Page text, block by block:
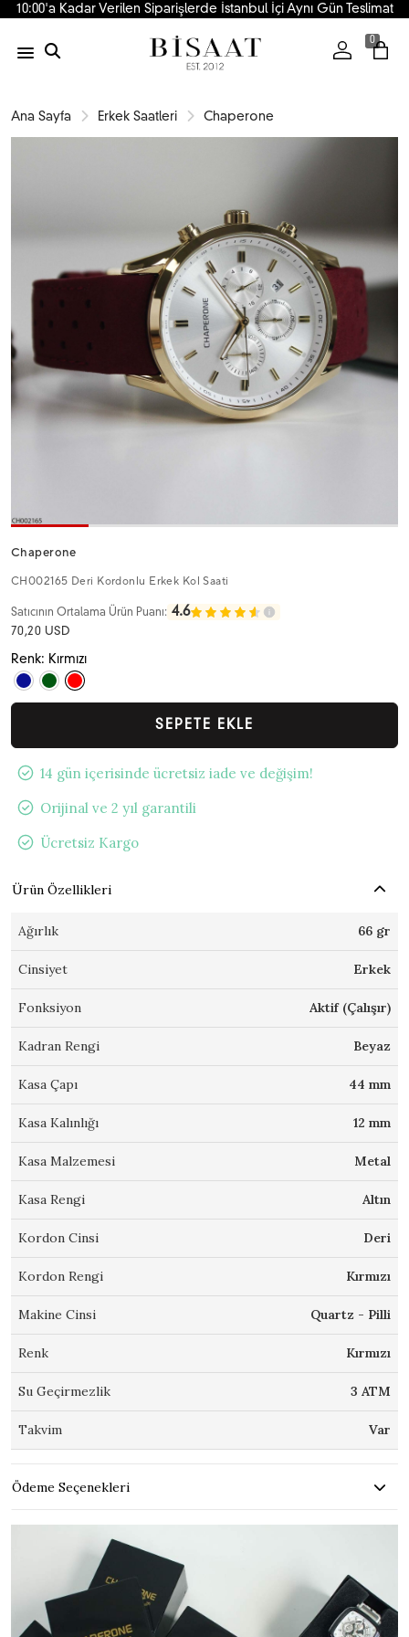
10:00'a Kadar Verilen Siparişlerde İstanbul İçi Aynı Gün Teslimat
0
Ana Sayfa Erkek Saatleri Chaperone
Chaperone
CH002165 Deri Kordonlu Erkek Kol Saati
Satıcının Ortalama Ürün Puanı: 4.6
70,20 USD
Renk: Kırmızı
SEPETE EKLE
14 gün içerisinde ücretsiz iade ve değişim!
Orijinal ve 2 yıl garantili
Ücretsiz Kargo
Ürün Özellikleri
Ağırlık 66 gr
Cinsiyet Erkek
Fonksiyon Aktif (Çalışır)
Kadran Rengi Beyaz
Kasa Çapı 44 mm
Kasa Kalınlığı 12 mm
Kasa Malzemesi Metal
Kasa Rengi Altın
Kordon Cinsi Deri
Kordon Rengi Kırmızı
Makine Cinsi Quartz - Pilli
Renk Kırmızı
Su Geçirmezlik 3 ATM
Takvim Var
Ödeme Seçenekleri